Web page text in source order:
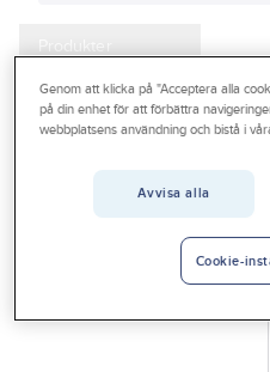
Produkter
Kampanjer
Outlet
Gelia Produkter Gelia
Genom att klicka på "Acceptera alla
på din enhet för att förbättra
webbplatsens användning och bistå i
Avvisa alla
Cookie-